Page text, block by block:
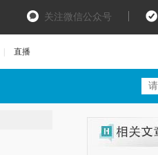
关注微信公众号
直播